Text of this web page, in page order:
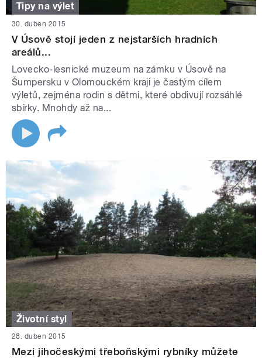
Tipy na výlet
30. duben 2015
V Úsově stojí jeden z nejstarších hradních
areálů...
Lovecko-lesnické muzeum na zámku v Úsově na
Šumpersku v Olomouckém kraji je častým cílem
výletů, zejména rodin s dětmi, které obdivují rozsáhlé
sbírky. Mnohdy až na...
Životní styl
28. duben 2015
Mezi jihočeskými třeboňskými rybníky můžete